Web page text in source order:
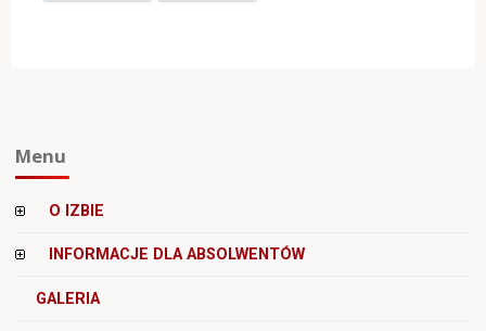
Menu
O IZBIE
INFORMACJE DLA ABSOLWENTÓW
GALERIA